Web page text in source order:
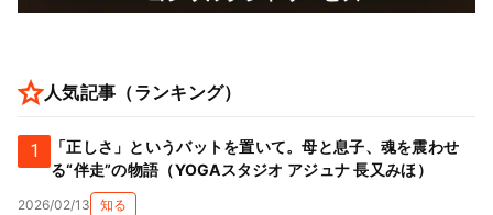
人気記事（ランキング）
1
「正しさ」というバットを置いて。母と息子、魂を震わせ
る“伴走”の物語（YOGAスタジオ アジュナ 長又みほ）
2026/02/13 知る